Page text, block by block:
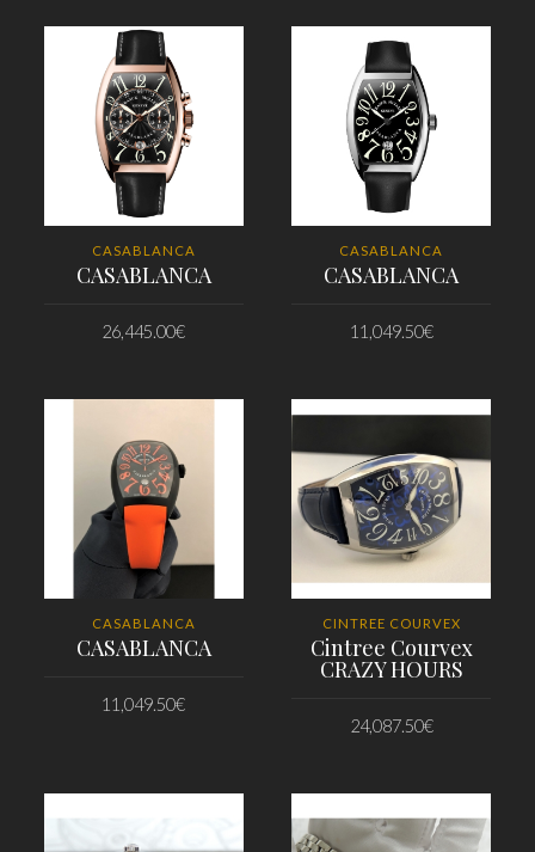
CASABLANCA
CASABLANCA
26,445.00€
CASABLANCA
CASABLANCA
11,049.50€
CASABLANCA
CASABLANCA
11,049.50€
CINTREE COURVEX
Cintree Courvex
CRAZY HOURS
24,087.50€